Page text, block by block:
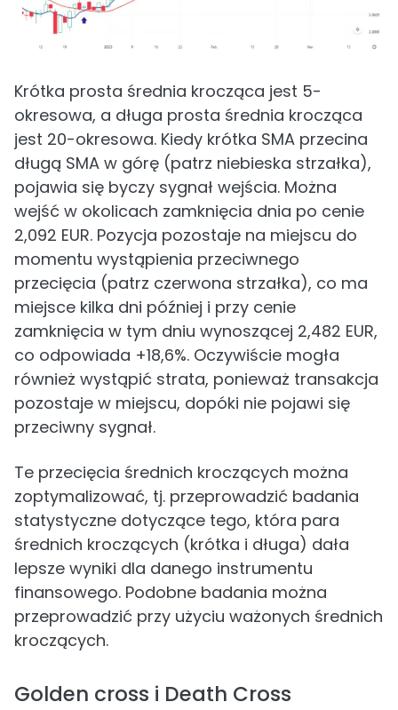
Krótka prosta średnia krocząca jest 5-
okresowa, a długa prosta średnia krocząca
jest 20-okresowa. Kiedy krótka SMA przecina
długą SMA w górę (patrz niebieska strzałka),
pojawia się byczy sygnał wejścia. Można
wejść w okolicach zamknięcia dnia po cenie
2,092 EUR. Pozycja pozostaje na miejscu do
momentu wystąpienia przeciwnego
przecięcia (patrz czerwona strzałka), co ma
miejsce kilka dni później i przy cenie
zamknięcia w tym dniu wynoszącej 2,482 EUR,
co odpowiada +18,6%. Oczywiście mogła
również wystąpić strata, ponieważ transakcja
pozostaje w miejscu, dopóki nie pojawi się
przeciwny sygnał.
Te przecięcia średnich kroczących można
zoptymalizować, tj. przeprowadzić badania
statystyczne dotyczące tego, która para
średnich kroczących (krótka i długa) dała
lepsze wyniki dla danego instrumentu
finansowego. Podobne badania można
przeprowadzić przy użyciu ważonych średnich
kroczących.
Golden cross i Death Cross